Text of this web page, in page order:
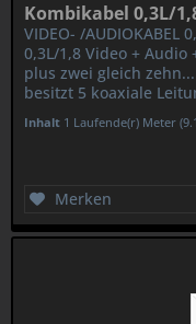
Kombikabel 0,3L/
VIDEO- /AUDIOKABEL
0,3L/1,8 Video +
plus zwei gleich
besitzt 5 koaxiale
Inhalt 1 Laufende(r) Meter
Merken